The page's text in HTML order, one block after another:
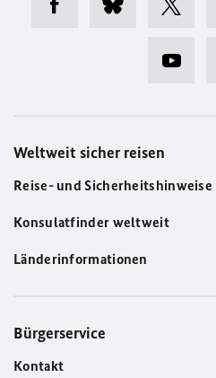
Weltweit sicher reisen
Reise- und Sicherheitshinweise
Konsulatfinder weltweit
Länderinformationen
Bürgerservice
Kontakt